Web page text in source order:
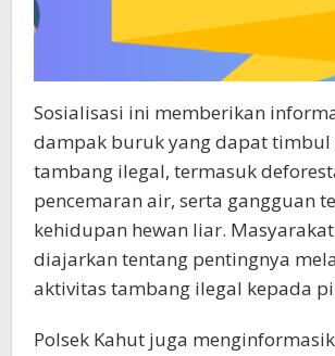
Sosialisasi ini memberikan
dampak buruk yang dapat timbul
tambang ilegal, termasuk
pencemaran air, serta gangguan
kehidupan hewan liar.
diajarkan tentang pentingnya
aktivitas tambang ilegal kepada
Polsek Kahut juga